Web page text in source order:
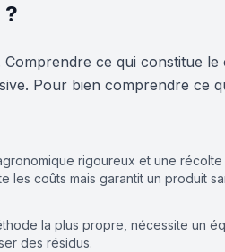
ce qui constitue
Pour bien comprendre ce
rigoureux et une
les coûts mais garantit un produit
la plus propre, nécessite un
des résidus.